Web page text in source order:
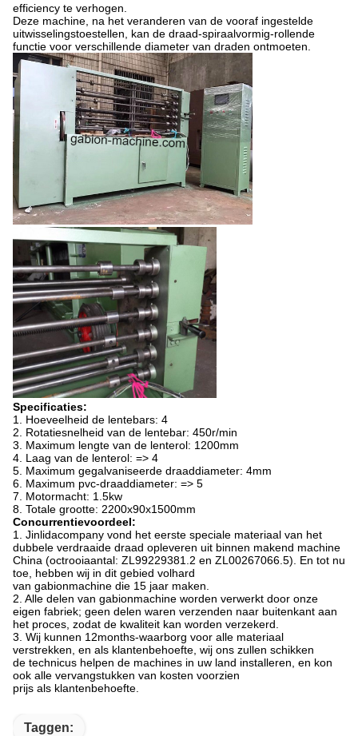
efficiency te verhogen.
Deze machine, na het veranderen van de vooraf ingestelde
uitwisselingstoestellen,
kan de draad-spiraalvormig-rollende
functie voor verschillende diameter van draden ontmoeten.
Specificaties:
1. Hoeveelheid de lentebars: 4
2. Rotatiesnelheid van de lentebar: 450r/min
3. Maximum lengte van de lenterol: 1200mm
4. Laag van de lenterol: => 4
5. Maximum gegalvaniseerde draaddiameter: 4mm
6. Maximum pvc-draaddiameter: => 5
7. Motormacht: 1.5kw
8. Totale grootte: 2200x90x1500mm
Concurrentievoordeel:
1. Jinlidacompany vond het eerste speciale materiaal van het
dubbele verdraaide draad opleveren uit binnen makend machine
China (octrooiaantal: ZL99229381.2 en ZL00267066.5). En tot nu
toe, hebben wij in dit gebied volhard
van gabionmachine die 15 jaar maken.
2. Alle delen van gabionmachine worden verwerkt door onze
eigen fabriek; geen delen waren verzenden naar buitenkant aan
het proces, zodat de kwaliteit kan worden verzekerd.
3. Wij kunnen 12months-waarborg voor alle materiaal
verstrekken, en als klantenbehoefte, wij ons zullen schikken
de technicus helpen de machines in uw land installeren, en kon
ook alle vervangstukken van kosten voorzien
prijs als klantenbehoefte.
Taggen: